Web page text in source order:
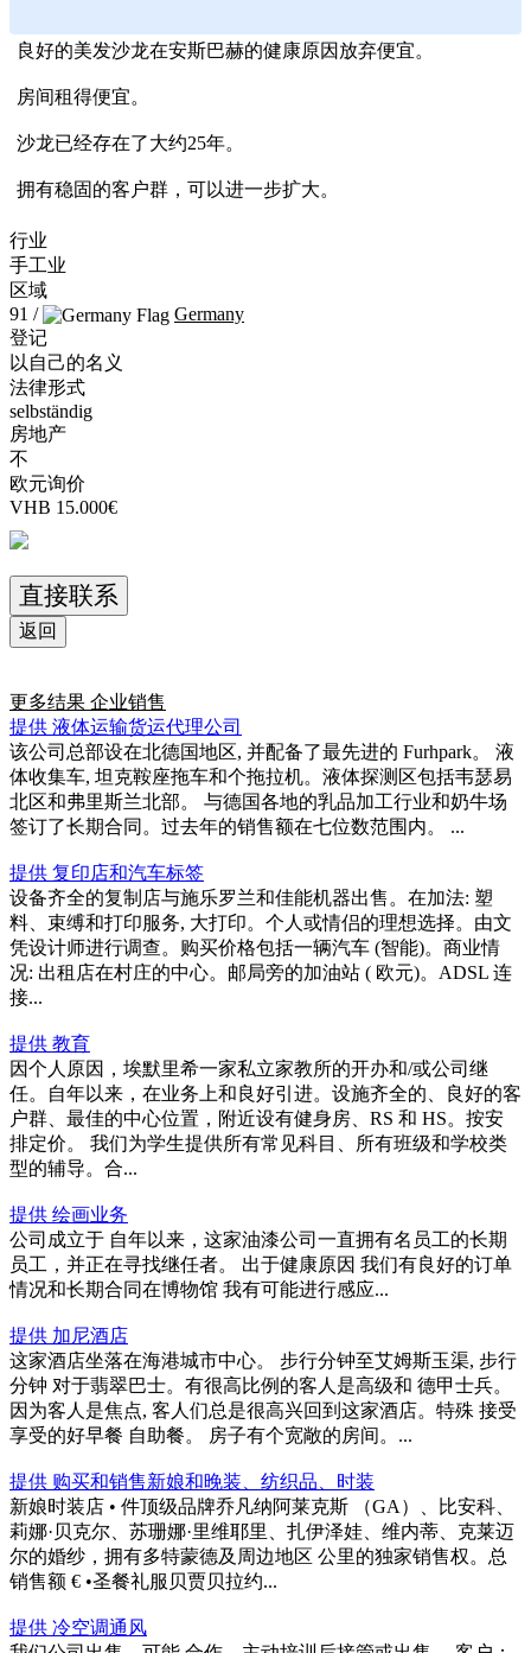
良好的美发沙龙在安斯巴赫的健康原因放弃便宜。
房间租得便宜。
沙龙已经存在了大约25年。
拥有稳固的客户群，可以进一步扩大。
行业
手工业
区域
91 /
Germany
登记
以自己的名义
法律形式
selbständig
房地产
不
欧元询价
VHB 15.000€
直接联系
返回
更多结果 企业销售
提供 液体运输货运代理公司
该公司总部设在北德国地区, 并配备了最先进的 Furhpark。 液
体收集车, 坦克鞍座拖车和个拖拉机。液体探测区包括韦瑟易
北区和弗里斯兰北部。 与德国各地的乳品加工行业和奶牛场
签订了长期合同。过去年的销售额在七位数范围内。 ...
提供 复印店和汽车标签
设备齐全的复制店与施乐罗兰和佳能机器出售。在加法: 塑
料、束缚和打印服务, 大打印。个人或情侣的理想选择。由文
凭设计师进行调查。购买价格包括一辆汽车 (智能)。商业情
况: 出租店在村庄的中心。邮局旁的加油站 ( 欧元)。ADSL 连
接...
提供 教育
因个人原因，埃默里希一家私立家教所的开办和/或公司继
任。自年以来，在业务上和良好引进。设施齐全的、良好的客
户群、最佳的中心位置，附近设有健身房、RS 和 HS。按安
排定价。 我们为学生提供所有常见科目、所有班级和学校类
型的辅导。合...
提供 绘画业务
公司成立于 自年以来，这家油漆公司一直拥有名员工的长期
员工，并正在寻找继任者。 出于健康原因 我们有良好的订单
情况和长期合同在博物馆 我有可能进行感应...
提供 加尼酒店
这家酒店坐落在海港城市中心。 步行分钟至艾姆斯玉渠, 步行
分钟 对于翡翠巴士。有很高比例的客人是高级和 德甲士兵。
因为客人是焦点, 客人们总是很高兴回到这家酒店。特殊 接受
享受的好早餐 自助餐。 房子有个宽敞的房间。...
提供 购买和销售新娘和晚装、纺织品、时装
新娘时装店 • 件顶级品牌乔凡纳阿莱克斯 （GA）、比安科、
莉娜·贝克尔、苏珊娜·里维耶里、扎伊泽娃、维内蒂、克莱迈
尔的婚纱，拥有多特蒙德及周边地区 公里的独家销售权。总
销售额 € •圣餐礼服贝贾贝拉约...
提供 冷空调通风